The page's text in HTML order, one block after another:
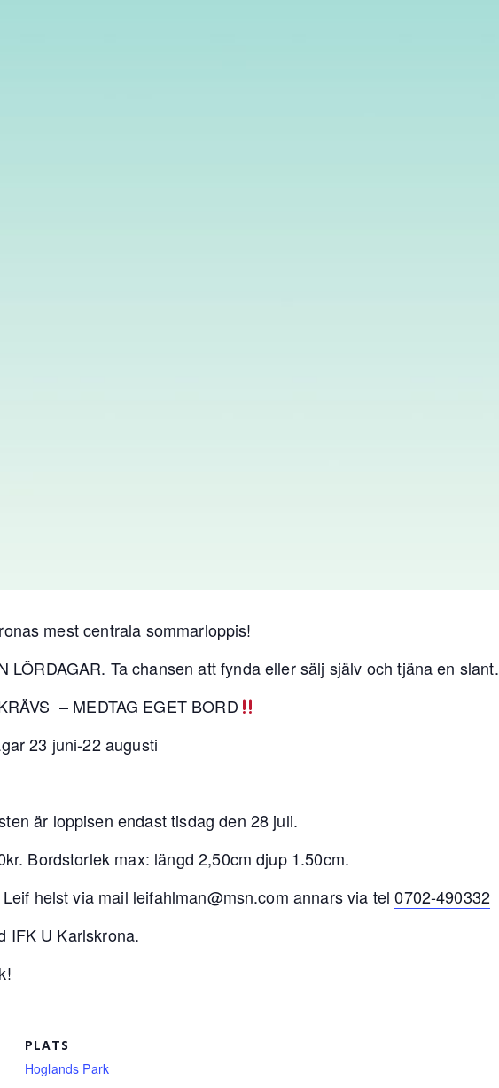
mest centrala sommarloppis!
LÖRDAGAR. Ta chansen att fynda eller sälj själv och tjäna en slant.
– MEDTAG EGET BORD
23 juni-22 augusti
är loppisen endast tisdag den 28 juli.
Bordstorlek max: längd 2,50cm djup 1.50cm.
helst via mail leifahlman@msn.com annars via tel0702-490332
IFK U Karlskrona.
PLATS
Hoglands Park